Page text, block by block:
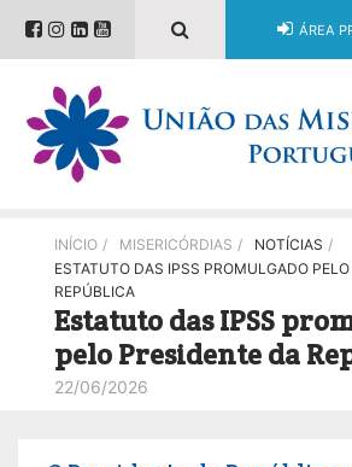
ÁREA
INÍCIO / MISERICÓRDIAS / NOTÍCIAS /
ESTATUTO DAS IPSS PROMULGADO
REPÚBLICA
Estatuto das IPSS
pelo Presidente da
22/06/2026